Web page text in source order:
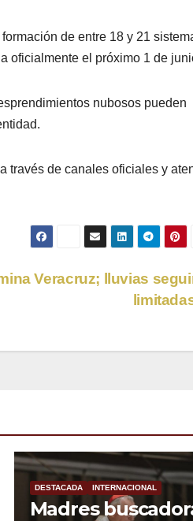
de entre 18 y 21
oficialmente el próximo 1 de
nubosos pueden
través de canales oficiales y
Veracruz; lluvias
DESTACADA INTERNACIONAL
Madres